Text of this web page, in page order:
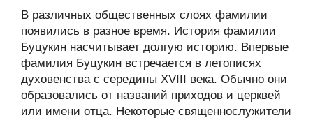
В различных общественных слоях фамилии
появились в разное время. История фамилии
Буцукин насчитывает долгую историю. Впервые
фамилия Буцукин встречается в летописях
духовенства с середины XVIII века. Обычно они
образовались от названий приходов и церквей
или имени отца. Некоторые священнослужители